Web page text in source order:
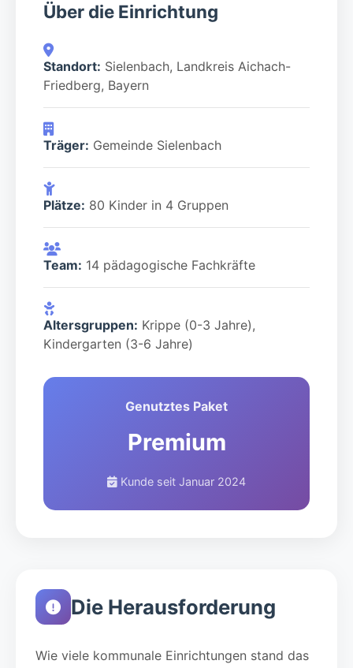
Über die Einrichtung
Standort: Sielenbach, Landkreis Aichach-
Friedberg, Bayern
Träger: Gemeinde Sielenbach
Plätze: 80 Kinder in 4 Gruppen
Team: 14 pädagogische Fachkräfte
Altersgruppen: Krippe (0-3 Jahre),
Kindergarten (3-6 Jahre)
Genutztes Paket
Premium
Kunde seit Januar 2024
Die Herausforderung
Wie viele kommunale Einrichtungen stand das